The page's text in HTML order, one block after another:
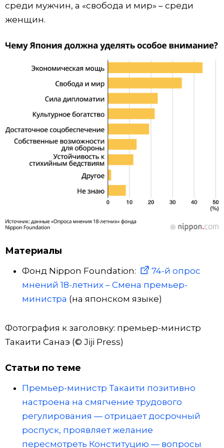
среди мужчин, а «свобода и мир» – среди
женщин.
Материалы
Фонд Nippon Foundation:
74-й опрос
мнений 18-летних – Смена премьер-
министра (на японском языке)
Фотография к заголовку: премьер-министр
Такаити Санаэ (© Jiji Press)
Статьи по теме
Премьер-министр Такаити позитивно
настроена на смягчение трудового
регулирования — отрицает досрочный
роспуск, проявляет желание
пересмотреть Конституцию — вопросы